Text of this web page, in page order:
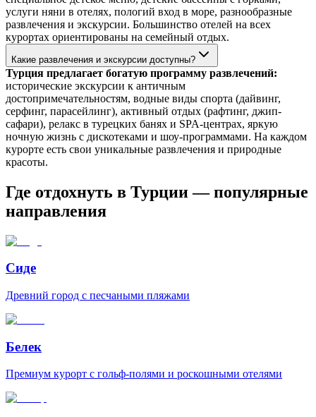
услуги няни в отелях, пологий вход в море, разнообразные
развлечения и экскурсии. Большинство отелей на всех
курортах ориентированы на семейный отдых.
Какие развлечения и экскурсии доступны?
Турция предлагает богатую программу развлечений:
исторические экскурсии к античным
достопримечательностям, водные виды спорта (дайвинг,
серфинг, парасейлинг), активный отдых (рафтинг, джип-
сафари), релакс в турецких банях и SPA-центрах, яркую
ночную жизнь с дискотеками и шоу-программами. На каждом
курорте есть свои уникальные развлечения и природные
красоты.
Где отдохнуть в Турции — популярные
направления
Сиде
Древний город с песчаными пляжами
Белек
Премиум курорт с гольф-полями и роскошными отелями